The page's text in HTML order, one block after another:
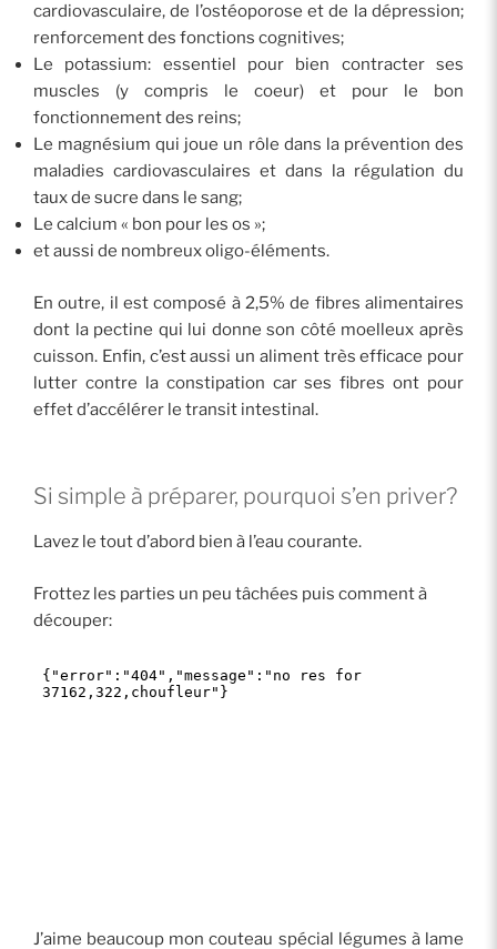
cardiovasculaire, de l’ostéoporose et de la dépression;
renforcement des fonctions cognitives;
Le potassium: essentiel pour bien contracter ses
muscles (y compris le coeur) et pour le bon
fonctionnement des reins;
Le magnésium qui joue un rôle dans la prévention des
maladies cardiovasculaires et dans la régulation du
taux de sucre dans le sang;
Le calcium « bon pour les os »;
et aussi de nombreux oligo-éléments.
En outre, il est composé à 2,5% de fibres alimentaires
dont la pectine qui lui donne son côté moelleux après
cuisson. Enfin, c’est aussi un aliment très efficace pour
lutter contre la constipation car ses fibres ont pour
effet d’accélérer le transit intestinal.
Si simple à préparer, pourquoi s’en priver?
Lavez le tout d’abord bien à l’eau courante.
Frottez les parties un peu tâchées puis comment à
découper:
J’aime beaucoup mon couteau spécial légumes à lame